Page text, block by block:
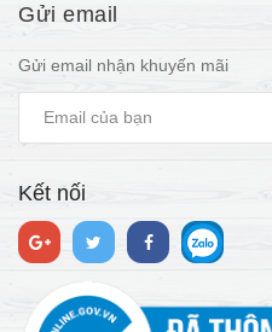
Gửi email
Gửi email nhận khuyến mãi
Kết nối